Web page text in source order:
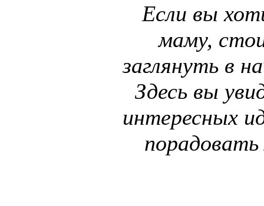
Если вы
маму,
заглянуть в
Здесь вы
интересных